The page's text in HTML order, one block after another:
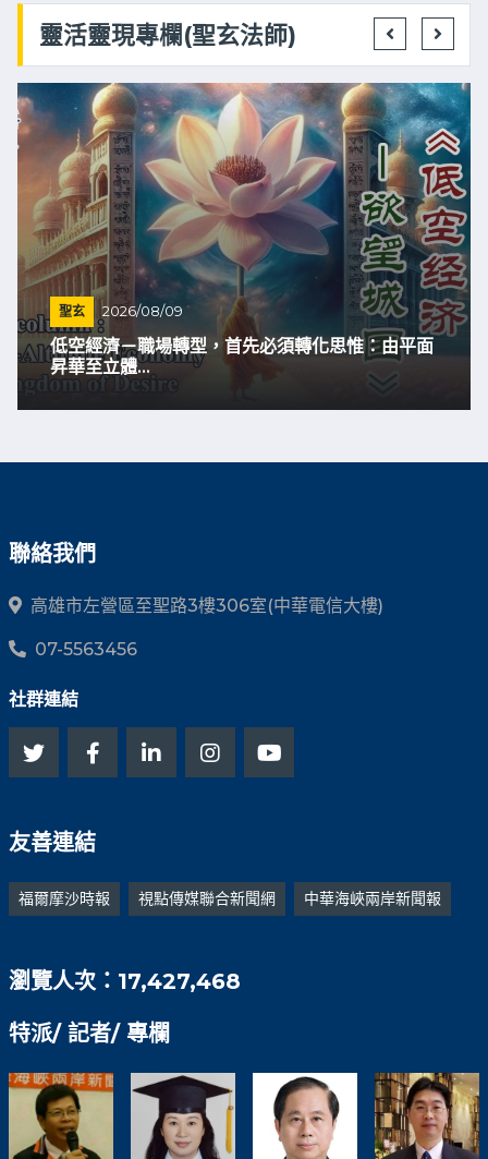
靈活靈現專欄(聖玄法師)
聖玄 2026/08/09
低空經濟－職場轉型，首先必須轉化思惟：由平面
昇華至立體...
聯絡我們
高雄市左營區至聖路3樓306室(中華電信大樓)
07-5563456
社群連結
友善連結
福爾摩沙時報 視點傳媒聯合新聞網 中華海峽兩岸新聞報
瀏覽人次：17,427,468
特派/ 記者/ 專欄